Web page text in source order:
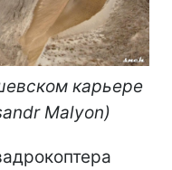
карьере
Malyon)